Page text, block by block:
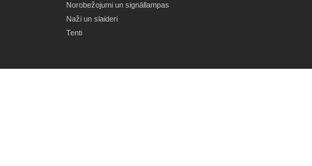
Norobežojumi un signāllampas
Naži un slaideri
Tenti